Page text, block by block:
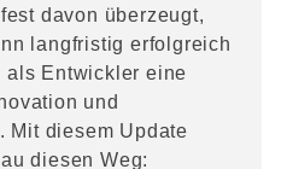
davon überzeugt,
langfristig erfolgreich
als Entwickler eine
und
Mit diesem Update
diesen Weg: